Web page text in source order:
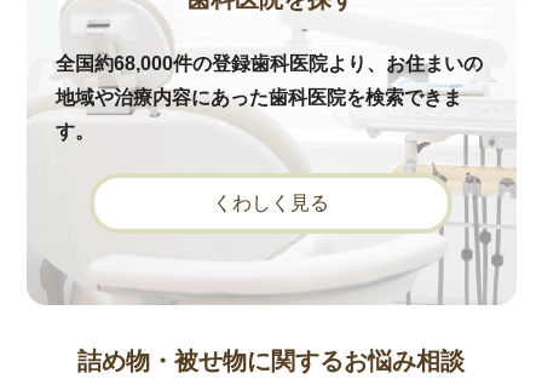
全国約68,000件の登録歯科医院より、お住まいの
地域や治療内容にあった歯科医院を検索できま
す。
くわしく見る
詰め物・被せ物に関するお悩み相談